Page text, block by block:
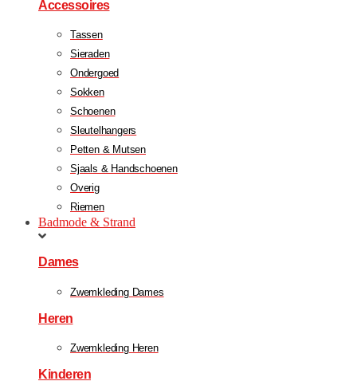
Accessoires
Tassen
Sieraden
Ondergoed
Sokken
Schoenen
Sleutelhangers
Petten & Mutsen
Sjaals & Handschoenen
Overig
Riemen
Badmode & Strand
Dames
Zwemkleding Dames
Heren
Zwemkleding Heren
Kinderen